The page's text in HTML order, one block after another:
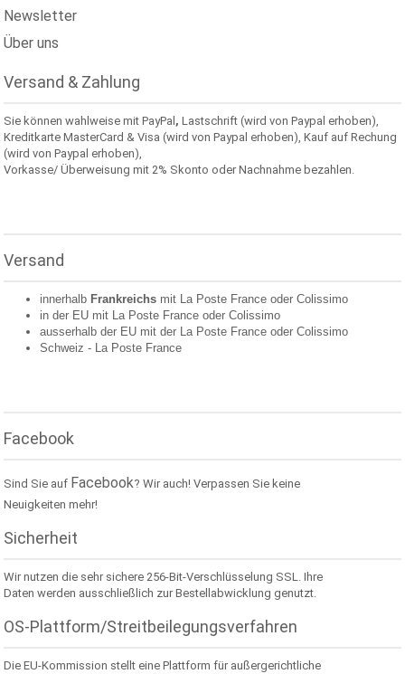
Newsletter
Über uns
Versand & Zahlung
Sie können wahlweise mit PayPal,Lastschrift (wird von Paypal erhoben),
Kreditkarte MasterCard & Visa (wird von Paypal erhoben), Kauf auf Rechung
(wird von Paypal erhoben),
Vorkasse/ Überweisung mit 2% Skonto oder Nachnahme bezahlen.
Versand
innerhalb Frankreichs mit La Poste France oderColissimo
in der EU mit La Poste France oderColissimo
ausserhalb der EU mit der La Poste France oderColissimo
Schweiz - La Poste France
Facebook
Sind Sie auf Facebook? Wir auch! Verpassen Sie keine
Neuigkeiten mehr!
Sicherheit
Wir nutzen die sehr sichere 256-Bit-Verschlüsselung SSL. Ihre
Daten werden ausschließlich zur Bestellabwicklung genutzt.
OS-Plattform/Streitbeilegungsverfahren
Die EU-Kommission stellt eine Plattform für außergerichtliche